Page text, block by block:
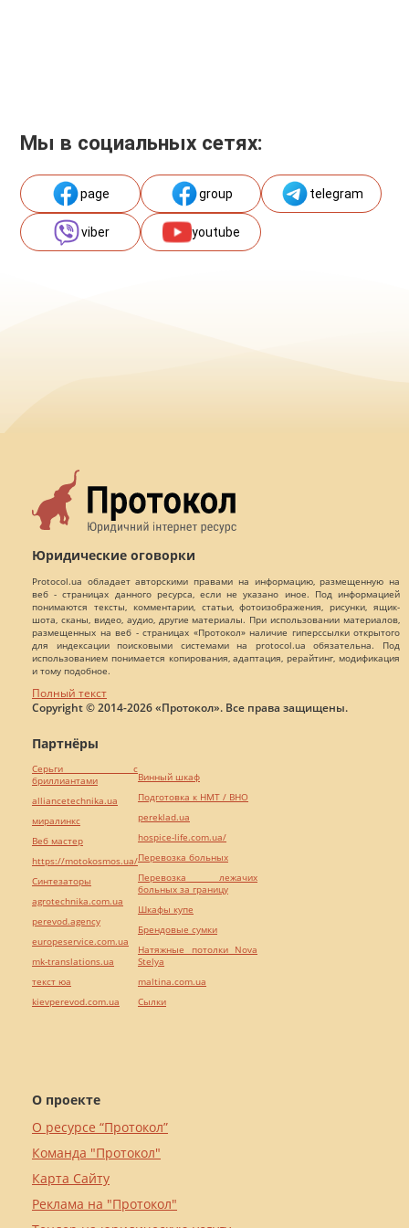
Мы в социальных сетях:
page group telegram
viber youtube
Юридические оговорки
Protocol.ua обладает авторскими правами на информацию, размещенную на
веб - страницах данного ресурса, если не указано иное. Под информацией
понимаются тексты, комментарии, статьи, фотоизображения, рисунки, ящик-
шота, сканы, видео, аудио, другие материалы. При использовании материалов,
размещенных на веб - страницах «Протокол» наличие гиперссылки открытого
для индексации поисковыми системами на protocol.ua обязательна. Под
использованием понимается копирования, адаптация, рерайтинг, модификация
и тому подобное.
Полный текст
Copyright © 2014-2026 «Протокол». Все права защищены.
О проекте
О ресурсе “Протокол”
Команда "Протокол"
Карта Сайту
Реклама на "Протокол"
Партнёры
Серьги с
бриллиантами
alliancetechnika.ua
миралинкс
Веб мастер
https://motokosmos.ua/
Синтезаторы
agrotechnika.com.ua
perevod.agency
europeservice.com.ua
mk-translations.ua
текст юа
kievperevod.com.ua
Винный шкаф
Подготовка к НМТ / ВНО
pereklad.ua
hospice-life.com.ua/
Перевозка больных
Перевозка лежачих
больных за границу
Шкафы купе
Брендовые сумки
Натяжные потолки Nova
Stelya
maltina.com.ua
Cылки